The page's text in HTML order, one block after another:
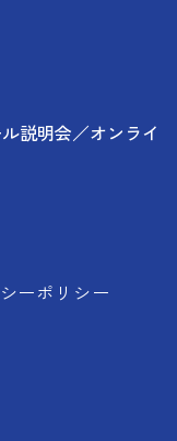
説明会／オンライ
ーポリシー